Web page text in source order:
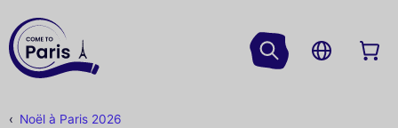
Noël à Paris 2026